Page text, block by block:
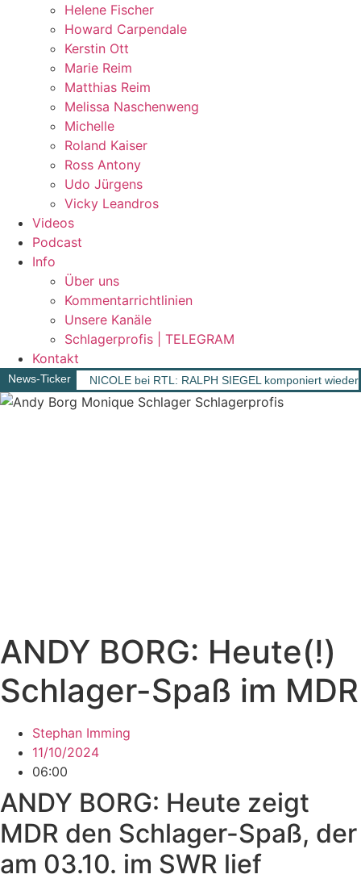
Helene Fischer
Howard Carpendale
Kerstin Ott
Marie Reim
Matthias Reim
Melissa Naschenweng
Michelle
Roland Kaiser
Ross Antony
Udo Jürgens
Vicky Leandros
Videos
Podcast
Info
Über uns
Kommentarrichtlinien
Unsere Kanäle
Schlagerprofis | TELEGRAM
Kontakt
News-Ticker NICOLE bei RTL: RALPH SIEGEL komponiert
ANDY BORG: Heute(!)
Schlager-Spaß im MDR
Stephan Imming
11/10/2024
06:00
ANDY BORG: Heute zeigt
MDR den Schlager-Spaß, der
am 03.10. im SWR lief